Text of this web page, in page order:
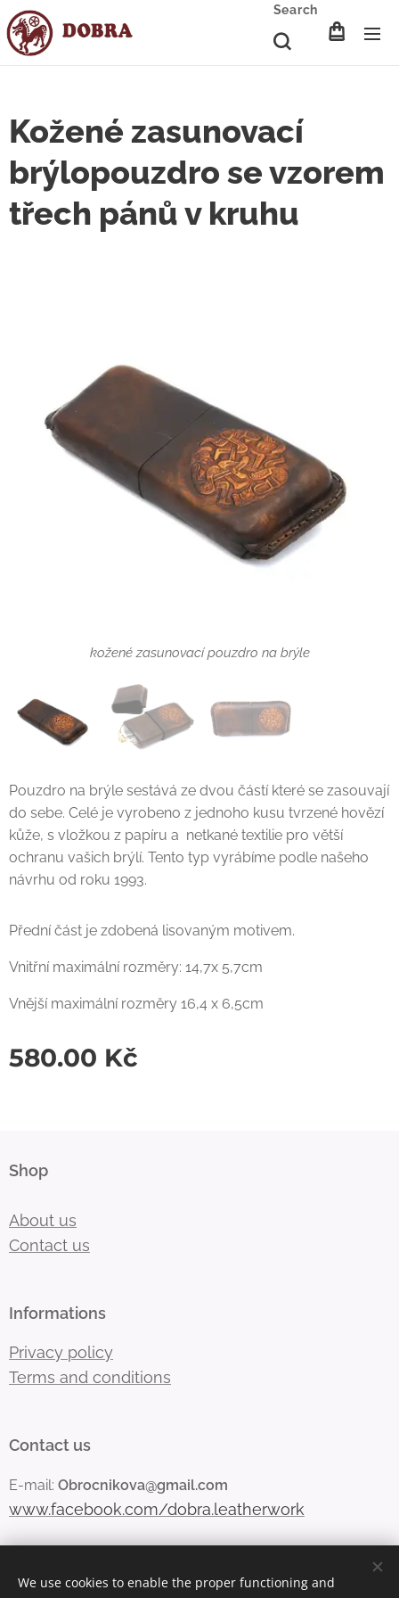
Search
Kožené zasunovací
brýlopouzdro se vzorem
třech pánů v kruhu
kožené zasunovací pouzdro na brýle
kožené pouzdro na brýle
Pouzdro na brýle sestává ze dvou částí které se zasouvají
do sebe. Celé je vyrobeno z jednoho kusu tvrzené hovězí
kůže, s vložkou z papíru a netkané textilie pro větší
ochranu vašich brýlí. Tento typ vyrábíme podle našeho
návrhu od roku 1993.
Přední část je zdobená lisovaným motivem.
Vnitřní maximální rozměry: 14,7x 5,7cm
Vnější maximální rozměry 16,4 x 6,5cm
580.00 Kč
Shop
About us
Contact us
Informations
Privacy policy
Terms and conditions
Contact us
E-mail: Obrocnikova@gmail.com
www.facebook.com/dobra.leatherwork
Vytvořeno službou Webnode Cookies
We use cookies to enable the proper functioning and